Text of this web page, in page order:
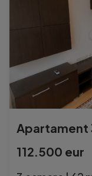
112.500 eur